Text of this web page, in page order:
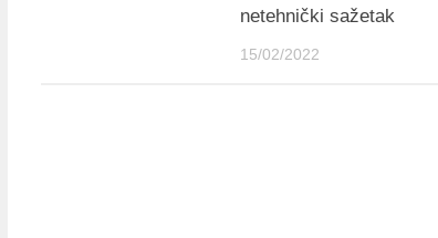
netehnički sažetak
15/02/2022